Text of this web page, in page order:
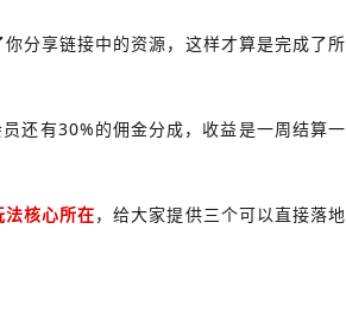
分享链接中的资源，这样才算是完成了所
还有30%的佣金分成，收益是一周结算一
核心所在，给大家提供三个可以直接落地